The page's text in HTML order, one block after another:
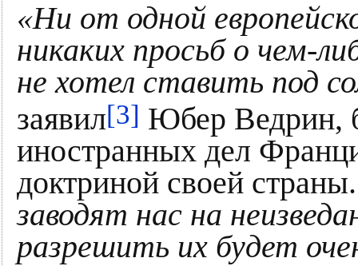
«Ни от одной
никаких просьб о чем-
не хотел ставить под
заявил[3] Юбер Ведрин,
иностранных дел
доктриной своей
заводят нас на
разрешить их будет